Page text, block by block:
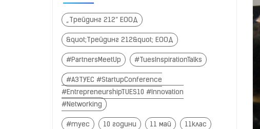
„Трейдинг 212“ ЕООД
&quot;Трейдинг 212&quot; ЕООД
#PartnersMeetUp #TuesInspirationTalks
#АЗТУЕС #StartupConference
#EntrepreneurshipTUES10 #Innovation
#Networking
#туес 10 години 11 май 11клас